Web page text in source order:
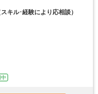
キル･経験により応相談）